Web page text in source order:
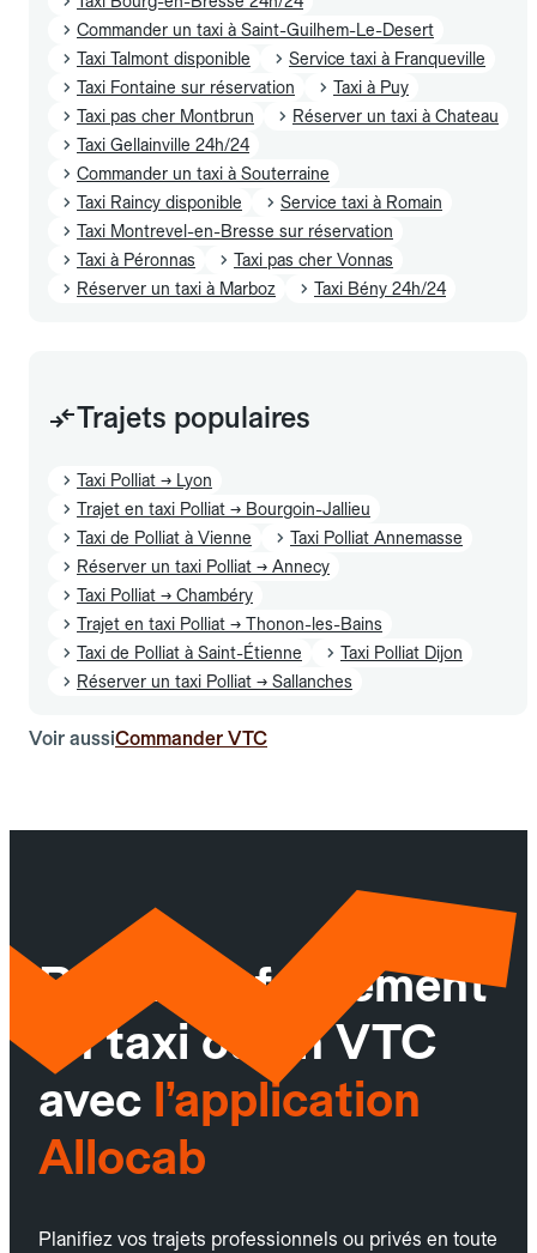
Commander un taxi à Saint-Guilhem-Le-Desert
Taxi Talmont disponible
Service taxi à Franqueville
Taxi Fontaine sur réservation
Taxi à Puy
Taxi pas cher Montbrun
Réserver un taxi à Chateau
Taxi Gellainville 24h/24
Commander un taxi à Souterraine
Taxi Raincy disponible
Service taxi à Romain
Taxi Montrevel-en-Bresse sur réservation
Taxi à Péronnas
Taxi pas cher Vonnas
Réserver un taxi à Marboz
Taxi Bény 24h/24
Trajets populaires
Taxi Polliat → Lyon
Trajet en taxi Polliat → Bourgoin-Jallieu
Taxi de Polliat à Vienne
Taxi Polliat Annemasse
Réserver un taxi Polliat → Annecy
Taxi Polliat → Chambéry
Trajet en taxi Polliat → Thonon-les-Bains
Taxi de Polliat à Saint-Étienne
Taxi Polliat Dijon
Réserver un taxi Polliat → Sallanches
Voir aussiCommander VTC
Réservez facilement
un taxi ou un VTC
avec l’application
Allocab
Planifiez vos trajets professionnels ou privés en toute